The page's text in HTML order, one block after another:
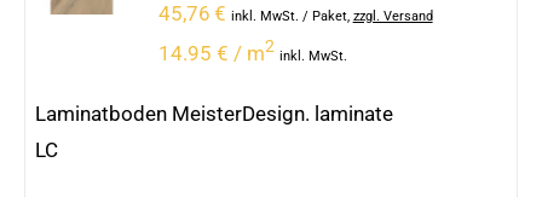
45,76 € inkl. MwSt. / Paket, zzgl. Versand
14.95 € / m2
inkl. MwSt.
Laminatboden MeisterDesign. laminate
LC